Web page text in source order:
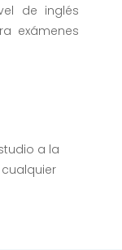
de inglés
exámenes
a la